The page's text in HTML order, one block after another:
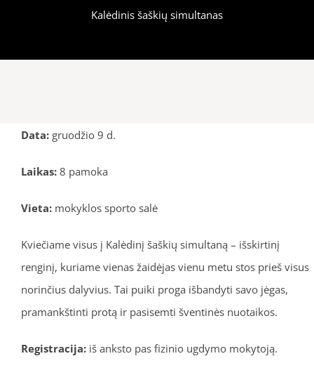
Kalėdinis šaškių simultanas
Data:gruodžio 9 d.
Laikas:8 pamoka
Vieta:mokyklos sporto salė
Kviečiame visus į Kalėdinį šaškių simultaną – išskirtinį
renginį, kuriame vienas žaidėjas vienu metu stos prieš visus
norinčius dalyvius. Tai puiki proga išbandyti savo jėgas,
pramankštinti protą ir pasisemti šventinės nuotaikos.
Registracija:iš anksto pas fizinio ugdymo mokytoją.